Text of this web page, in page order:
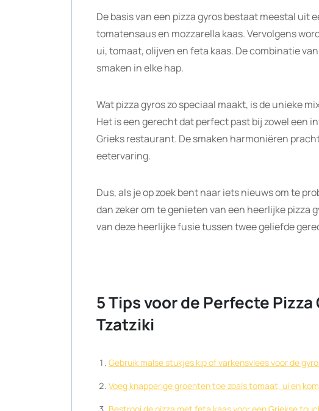
De basis van een pizza gyros bestaat meestal uit
tomatensaus en mozzarella kaas. Vervolgens
ui, tomaat, olijven en feta kaas. De combinatie
smaken in elke hap.
Wat pizza gyros zo speciaal maakt, is de unieke
Het is een gerecht dat perfect past bij zowel een
Grieks restaurant. De smaken harmoniëren
eetervaring.
Dus, als je op zoek bent naar iets nieuws om te
dan zeker om te genieten van een heerlijke pizza
van deze heerlijke fusie tussen twee geliefde
5 Tips voor de Perfecte
Tzatziki
Gebruik malse stukjes kip of varkensvlees voor de
Voeg knapperige groenten toe zoals tomaat, ui en